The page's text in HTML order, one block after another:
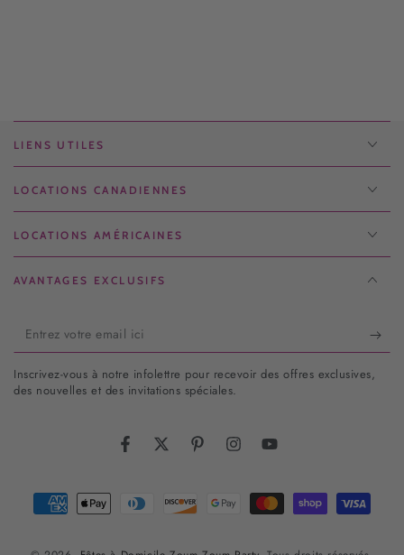
LIENS UTILES
LOCATIONS CANADIENNES
LOCATIONS AMÉRICAINES
AVANTAGES EXCLUSIFS
Entrez
votre
email
Inscrivez-vous à notre infolettre pour recevoir des offres exclusives,
des nouvelles et des invitations spéciales.
FacebookTwitterPinterestInstagramYouTube
Modes